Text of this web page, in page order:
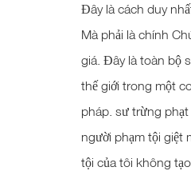
Đây là cách duy
Mà phải là chính
giá. Đây là toàn bộ
thế giới trong một
pháp. sư trừng
người phạm tội giệt
tội của tôi không